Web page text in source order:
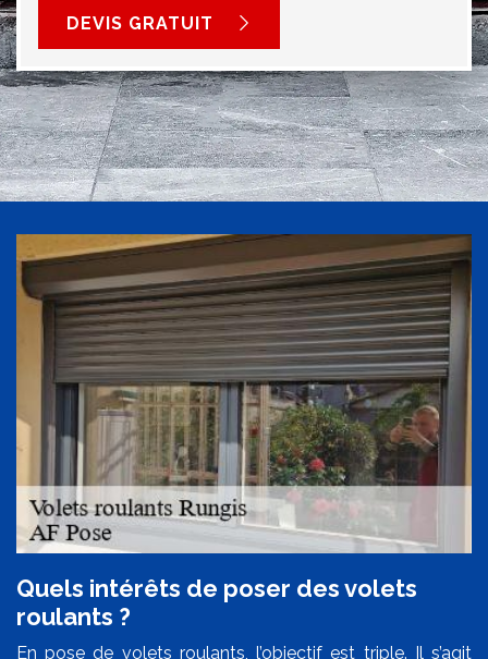
DEVIS GRATUIT
Quels intérêts de poser des volets
roulants ?
En pose de volets roulants, l’objectif est triple. Il s’agit